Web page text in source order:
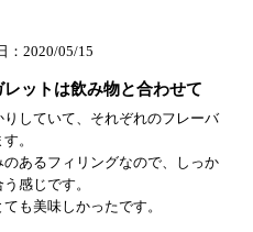
：2020/05/15
ットは飲み物と合わせて
していて、それぞれのフレーバ
。
あるフィリングなので、しっか
感じです。
も美味しかったです。